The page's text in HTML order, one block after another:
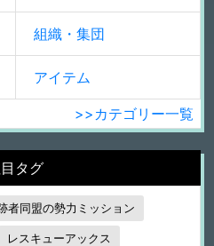
組織・集団
アイテム
>>カテゴリー一覧
タグ
者同盟の勢力ミッション
レスキューアックス